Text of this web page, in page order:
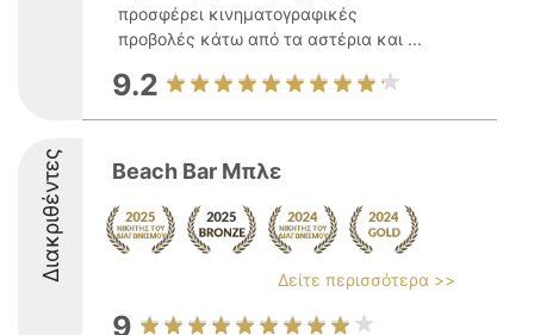
προσφέρει κινηματογραφικές
προβολές κάτω από τα αστέρια και ...
9.2
Διακριθέντες Beach Bar Μπλε
Δείτε περισσότερα >>
9